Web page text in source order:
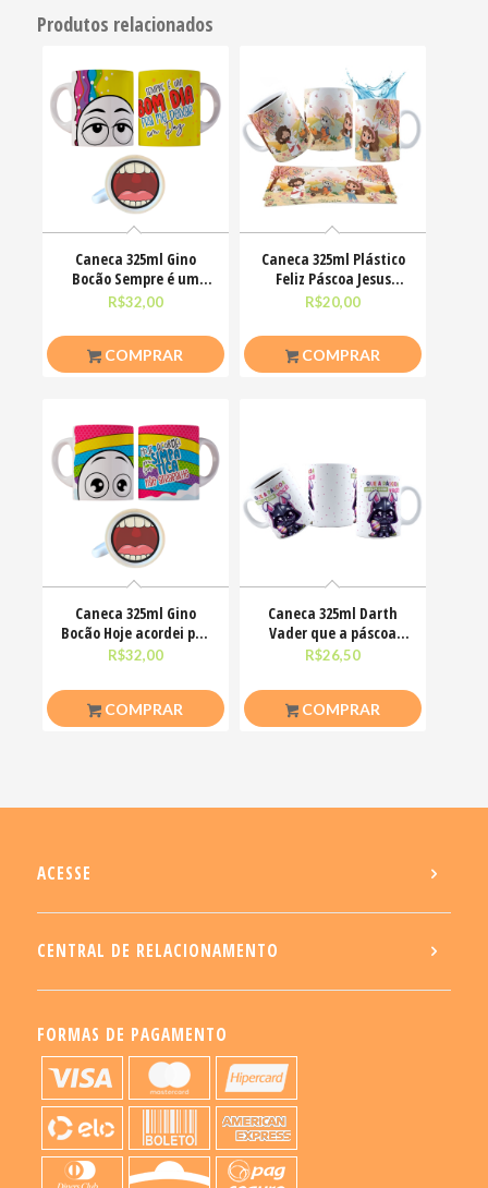
Produtos relacionados
Caneca 325ml Gino
Bocão Sempre é um
bom dia pra me deixar
R$32,00
COMPRAR
Caneca 325ml Plástico
Feliz Páscoa Jesus
Cristo Coelhinhos
R$20,00
COMPRAR
Caneca 325ml Gino
Bocão Hoje acordei pra
ser simpática não
R$32,00
COMPRAR
Caneca 325ml Darth
Vader que a páscoa
esteja com você
R$26,50
COMPRAR
ACESSE
CENTRAL DE RELACIONAMENTO
FORMAS DE PAGAMENTO